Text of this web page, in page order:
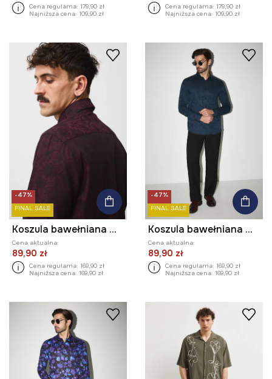
Cena regularna: 179,90 zł
Najniższa cena: 109,90 zł
Cena regularna: 179,90 zł
Najniższa cena: 109,90 zł
-47%
FINAL SALE
Koszula bawełniana męska z kołnierzykiem klasycznym żakardowa
Cena aktualna:
89,90 zł
Cena regularna: 169,90 zł
Najniższa cena: 169,90 zł
-47%
FINAL SALE
Koszula bawełniana męska z kołnierzykiem klasycznym żakardowa
Cena aktualna:
89,90 zł
Cena regularna: 169,90 zł
Najniższa cena: 169,90 zł